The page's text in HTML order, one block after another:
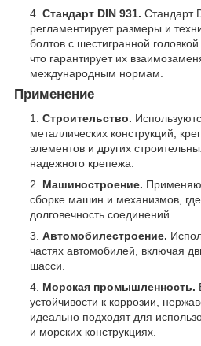
Стандарт DIN 931. Стандарт
регламентирует размеры и
болтов с шестигранной
что гарантирует их
международным нормам.
Применение
Строительство.
металлических конструкций,
элементов и других
надежного крепежа.
Машиностроение.
сборке машин и механизмов,
долговечность соединений.
Автомобилестроение.
частях автомобилей, включая
шасси.
Морская промышленность.
устойчивости к коррозии,
идеально подходят для
и морских конструкциях.